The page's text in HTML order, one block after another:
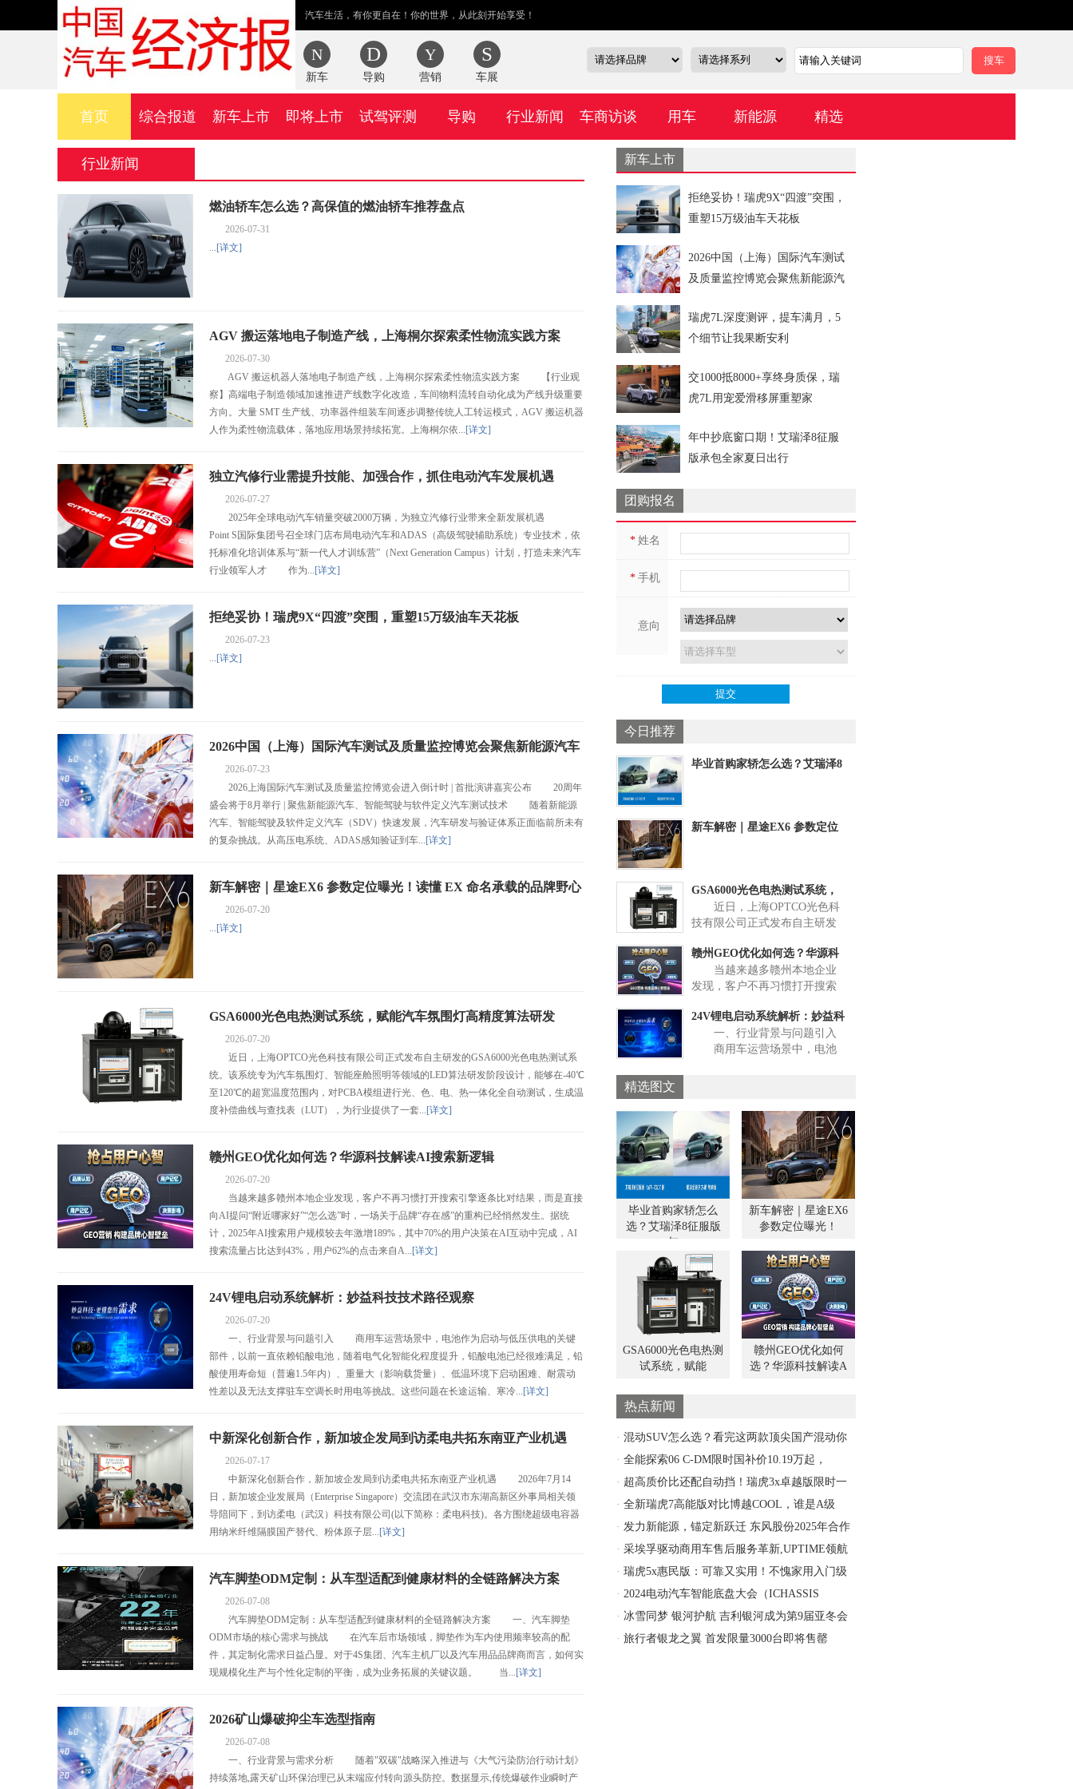
汽车生活，有你更自在！你的世界，从此刻开始享受！
新车 导购 营销 车展
首页 综合报道 新车上市 即将上市 试驾评测 导购 行业新闻 车商访谈 用车 新能源 精选
行业新闻
燃油轿车怎么选？高保值的燃油轿车推荐盘点
2026-07-31
...[详文]
AGV 搬运落地电子制造产线，上海桐尔探索柔性物流实践方案
2026-07-30
AGV 搬运机器人落地电子制造产线，上海桐尔探索柔性物流实践方案 【行业观
察】高端电子制造领域加速推进产线数字化改造，车间物料流转自动化成为产线升级重要
方向。大量 SMT 生产线、功率器件组装车间逐步调整传统人工转运模式，AGV 搬运机器
人作为柔性物流载体，落地应用场景持续拓宽。上海桐尔依...[详文]
独立汽修行业需提升技能、加强合作，抓住电动汽车发展机遇
2026-07-27
2025年全球电动汽车销量突破2000万辆，为独立汽修行业带来全新发展机遇
Point S国际集团号召全球门店布局电动汽车和ADAS（高级驾驶辅助系统）专业技术，依
托标准化培训体系与“新一代人才训练营”（Next Generation Campus）计划，打造未来汽车
行业领军人才 作为...[详文]
拒绝妥协！瑞虎9X“四渡”突围，重塑15万级油车天花板
2026-07-23
...[详文]
2026中国（上海）国际汽车测试及质量监控博览会聚焦新能源汽车
与SDV测试技术
2026-07-23
2026上海国际汽车测试及质量监控博览会进入倒计时 | 首批演讲嘉宾公布 20周年
盛会将于8月举行 | 聚焦新能源汽车、智能驾驶与软件定义汽车测试技术 随着新能源
汽车、智能驾驶及软件定义汽车（SDV）快速发展，汽车研发与验证体系正面临前所未有
的复杂挑战。从高压电系统、ADAS感知验证到车...[详文]
新车解密｜星途EX6 参数定位曝光！读懂 EX 命名承载的品牌野心
2026-07-20
...[详文]
GSA6000光色电热测试系统，赋能汽车氛围灯高精度算法研发
2026-07-20
近日，上海OPTCO光色科技有限公司正式发布自主研发的GSA6000光色电热测试系
统。该系统专为汽车氛围灯、智能座舱照明等领域的LED算法研发阶段设计，能够在-40℃
至120℃的超宽温度范围内，对PCBA模组进行光、色、电、热一体化全自动测试，生成温
度补偿曲线与查找表（LUT），为行业提供了一套...[详文]
赣州GEO优化如何选？华源科技解读AI搜索新逻辑
2026-07-20
当越来越多赣州本地企业发现，客户不再习惯打开搜索引擎逐条比对结果，而是直接
向AI提问“附近哪家好”“怎么选”时，一场关于品牌“存在感”的重构已经悄然发生。据统
计，2025年AI搜索用户规模较去年激增189%，其中70%的用户决策在AI互动中完成，AI
搜索流量占比达到43%，用户62%的点击来自A...[详文]
24V锂电启动系统解析：妙益科技技术路径观察
2026-07-20
一、行业背景与问题引入 商用车运营场景中，电池作为启动与低压供电的关键
部件，以前一直依赖铅酸电池，随着电气化智能化程度提升，铅酸电池已经很难满足，铅
酸使用寿命短（普遍1.5年内）、重量大（影响载货量）、低温环境下启动困难、耐震动
性差以及无法支撑驻车空调长时用电等挑战。这些问题在长途运输、寒冷...[详文]
中新深化创新合作，新加坡企发局到访柔电共拓东南亚产业机遇
2026-07-17
中新深化创新合作，新加坡企发局到访柔电共拓东南亚产业机遇 2026年7月14
日，新加坡企业发展局（Enterprise Singapore）交流团在武汉市东湖高新区外事局相关领
导陪同下，到访柔电（武汉）科技有限公司(以下简称：柔电科技)。各方围绕超级电容器
用纳米纤维隔膜国产替代、粉体原子层...[详文]
汽车脚垫ODM定制：从车型适配到健康材料的全链路解决方案
2026-07-08
汽车脚垫ODM定制：从车型适配到健康材料的全链路解决方案 一、汽车脚垫
ODM市场的核心需求与挑战 在汽车后市场领域，脚垫作为车内使用频率较高的配
件，其定制化需求日益凸显。对于4S集团、汽车主机厂以及汽车用品品牌商而言，如何实
现规模化生产与个性化定制的平衡，成为业务拓展的关键议题。 当...[详文]
2026矿山爆破抑尘车选型指南
2026-07-08
一、行业背景与需求分析 随着"双碳"战略深入推进与《大气污染防治行动计划》
持续落地,露天矿山环保治理已从末端应付转向源头防控。数据显示,传统爆破作业瞬时产
新车上市
拒绝妥协！瑞虎9X“四渡”突围，
重塑15万级油车天花板
2026中国（上海）国际汽车测试
及质量监控博览会聚焦新能源汽
瑞虎7L深度测评，提车满月，5
个细节让我果断安利
交1000抵8000+享终身质保，瑞
虎7L用宠爱滑移屏重塑家
年中抄底窗口期！艾瑞泽8征服
版承包全家夏日出行
团购报名
* 姓名
* 手机
意向
今日推荐
毕业首购家轿怎么选？艾瑞泽8
新车解密｜星途EX6 参数定位
GSA6000光色电热测试系统，
赋能汽车氛围灯高
近日，上海OPTCO光色科
技有限公司正式发布自主研发
统。该系统专为汽车氛围灯、
智能座舱照明等领域的LED算
法研发阶段设计，能够在-40℃
PCBA模组进行光、色、电、热
一体化全自动测试，生成温度
补偿曲线与查找表（LUT），
赣州GEO优化如何选？华源科
技解读AI搜索新逻辑
当越来越多赣州本地企业
发现，客户不再习惯打开搜索
向AI提问“附近哪家好”“怎么
选”时，一场关于品牌“存在
感”的重构已经悄然发生。据统
索流量占比达到43%，用户62%
的点击来自A
24V锂电启动系统解析：妙益科
技技术路径观察
一、行业背景与问题引入
商用车运营场景中，电池
铅酸电池已经很难满足，铅酸
使用寿命短（普遍1.5年内）、
重量大（影响载货量）、低温
环境下启动困难、耐震动性差
以及无法支撑驻车空调长时用
电等挑战。这些问题在长途运
输、寒冷
精选图文
毕业首购家轿怎么
选？艾瑞泽8征服版
与
新车解密｜星途EX6
参数定位曝光！
GSA6000光色电热测
试系统，赋能
赣州GEO优化如何
选？华源科技解读A
热点新闻
· 混动SUV怎么选？看完这两款顶尖国产混动你
就会了
· 全能探索06 C-DM限时国补价10.19万起，
· 超高质价比还配自动挡！瑞虎3x卓越版限时一
口价4
· 全新瑞虎7高能版对比博越COOL，谁是A级
SUV
· 发力新能源，锚定新跃迁 东风股份2025年合作
伙
· 采埃孚驱动商用车售后服务革新,UPTIME领航
行
· 瑞虎5x惠民版：可靠又实用！不愧家用入门级
SUV
· 2024电动汽车智能底盘大会（ICHASSIS
· 冰雪同梦 银河护航 吉利银河成为第9届亚冬会
官方
· 旅行者银龙之翼 首发限量3000台即将售罄